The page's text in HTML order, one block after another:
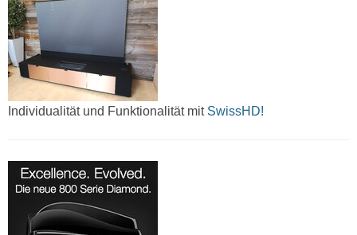
Individualität und Funktionalität mitSwissHD!